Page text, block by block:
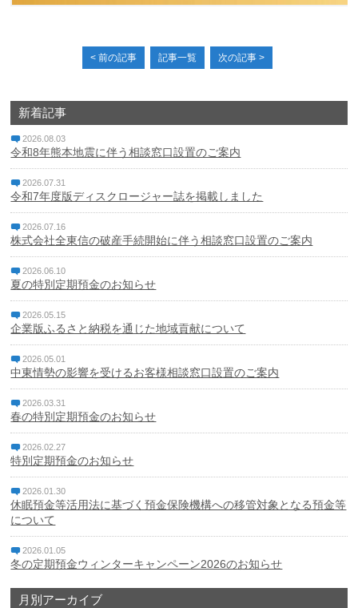
反社会的勢力に対する基本方針
< 前の記事 記事一覧 次の記事 >
新着記事
2026.08.03
令和8年熊本地震に伴う相談窓口設置のご案内
2026.07.31
令和7年度版ディスクロージャー誌を掲載しました
2026.07.16
株式会社全東信の破産手続開始に伴う相談窓口設置のご案内
2026.06.10
夏の特別定期預金のお知らせ
2026.05.15
企業版ふるさと納税を通じた地域貢献について
2026.05.01
中東情勢の影響を受けるお客様相談窓口設置のご案内
2026.03.31
春の特別定期預金のお知らせ
2026.02.27
特別定期預金のお知らせ
2026.01.30
休眠預金等活用法に基づく預金保険機構への移管対象となる預金等
について
2026.01.05
冬の定期預金ウィンターキャンペーン2026のお知らせ
月別アーカイブ